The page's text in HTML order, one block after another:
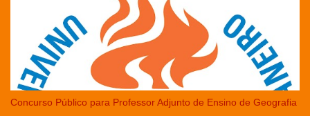
Concurso Público para Professor Adjunto de Ensino de Geografia